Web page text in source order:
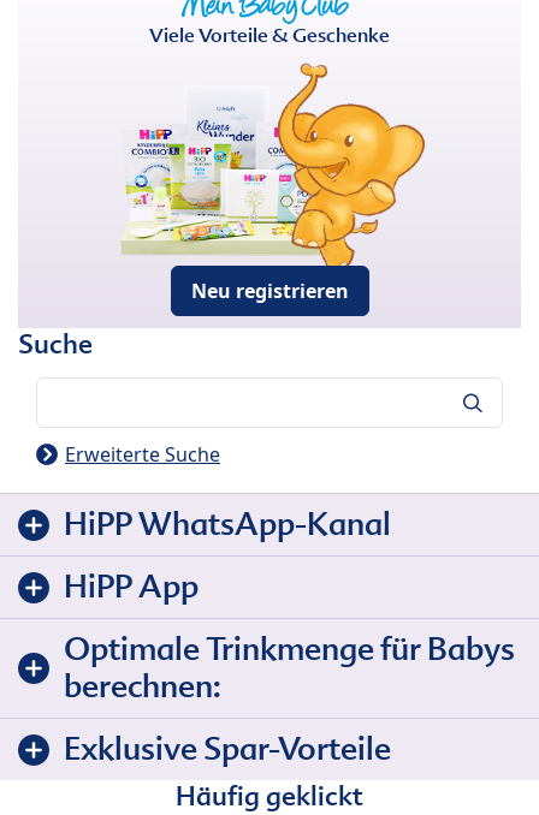
Viele Vorteile & Geschenke
Neu registrieren
Suche
Erweiterte Suche
HiPP WhatsApp-Kanal
HiPP App
Optimale Trinkmenge für Babys
berechnen:
Exklusive Spar-Vorteile
Häufig geklickt